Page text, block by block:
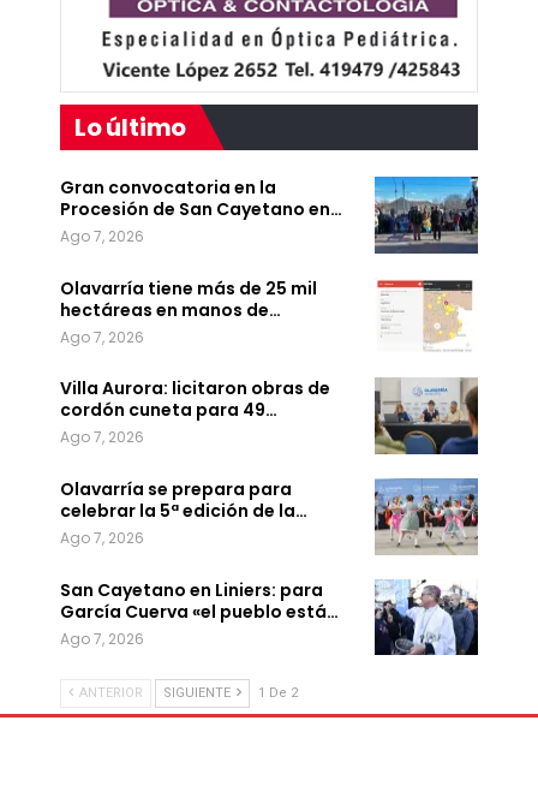
Lo último
Gran convocatoria en la
Procesión de San Cayetano en…
Ago 7, 2026
Olavarría tiene más de 25 mil
hectáreas en manos de…
Ago 7, 2026
Villa Aurora: licitaron obras de
cordón cuneta para 49…
Ago 7, 2026
Olavarría se prepara para
celebrar la 5ª edición de la…
Ago 7, 2026
San Cayetano en Liniers: para
García Cuerva «el pueblo está…
Ago 7, 2026
ANTERIOR SIGUIENTE 1 De 2